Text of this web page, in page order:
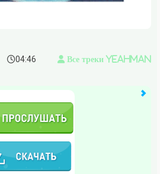
04:46 Все треки Yeahman